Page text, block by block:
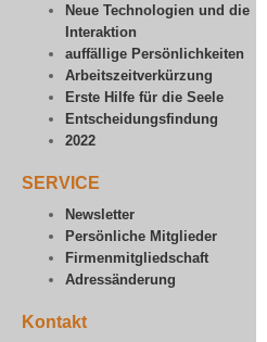
Neue Technologien und die
Interaktion
auffällige Persönlichkeiten
Arbeitszeitverkürzung
Erste Hilfe für die Seele
Entscheidungsfindung
2022
SERVICE
Newsletter
Persönliche Mitglieder
Firmenmitgliedschaft
Adressänderung
Kontakt